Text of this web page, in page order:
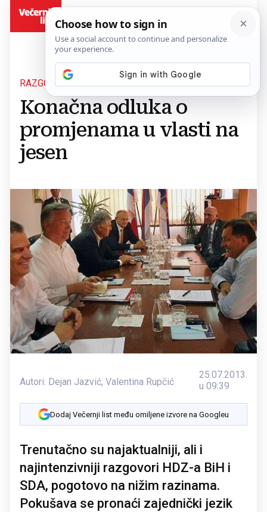
RAZGOVORI
Konačna odluka o
promjenama u vlasti na
jesen
Autori: Dejan Jazvić, Valentina Rupčić
25.07.2013.
u 09:39
Dodaj Večernji list među omiljene izvore na Googleu
Trenutačno su najaktualniji, ali i
najintenzivniji razgovori HDZ-a BiH i
SDA, pogotovo na nižim razinama.
Pokušava se pronaći zajednički jezik